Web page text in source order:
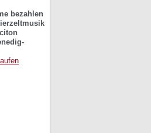
bezahlen